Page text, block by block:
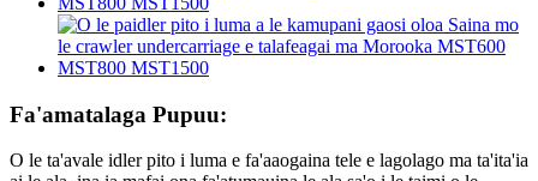
Fa'amatalaga Pupuu:
O le ta'avale idler pito i luma e fa'aaogaina tele e lagolago ma ta'ita'ia